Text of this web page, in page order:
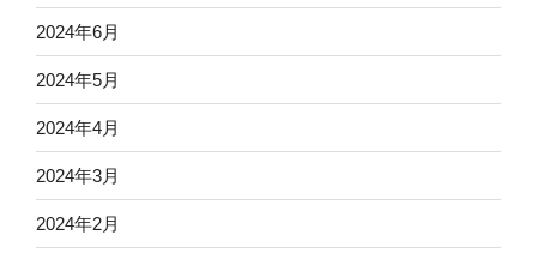
2024年6月
2024年5月
2024年4月
2024年3月
2024年2月